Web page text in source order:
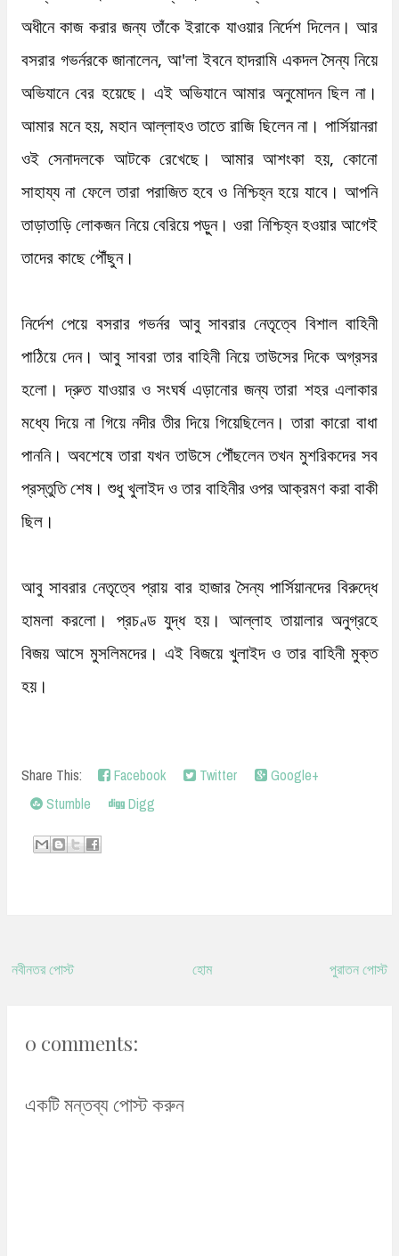
অধীনে কাজ করার জন্য তাঁকে ইরাকে যাওয়ার নির্দেশ দিলেন। আর
বসরার গভর্নরকে জানালেন, আ'লা ইবনে হাদরামি একদল সৈন্য নিয়ে
অভিযানে বের হয়েছে। এই অভিযানে আমার অনুমোদন ছিল না।
আমার মনে হয়, মহান আল্লাহও তাতে রাজি ছিলেন না। পার্সিয়ানরা
ওই সেনাদলকে আটকে রেখেছে। আমার আশংকা হয়, কোনো
সাহায্য না ফেলে তারা পরাজিত হবে ও নিশ্চিহ্ন হয়ে যাবে। আপনি
তাড়াতাড়ি লোকজন নিয়ে বেরিয়ে পড়ুন। ওরা নিশ্চিহ্ন হওয়ার আগেই
তাদের কাছে পৌঁছুন।
নির্দেশ পেয়ে বসরার গভর্নর আবু সাবরার নেতৃত্বে বিশাল বাহিনী
পাঠিয়ে দেন। আবু সাবরা তার বাহিনী নিয়ে তাউসের দিকে অগ্রসর
হলো। দ্রুত যাওয়ার ও সংঘর্ষ এড়ানোর জন্য তারা শহর এলাকার
মধ্যে দিয়ে না গিয়ে নদীর তীর দিয়ে গিয়েছিলেন। তারা কারো বাধা
পাননি। অবশেষে তারা যখন তাউসে পৌঁছলেন তখন মুশরিকদের সব
প্রস্তুতি শেষ। শুধু খুলাইদ ও তার বাহিনীর ওপর আক্রমণ করা বাকী
ছিল।
আবু সাবরার নেতৃত্বে প্রায় বার হাজার সৈন্য পার্সিয়ানদের বিরুদ্ধে
হামলা করলো। প্রচণ্ড যুদ্ধ হয়। আল্লাহ তায়ালার অনুগ্রহে
বিজয় আসে মুসলিমদের। এই বিজয়ে খুলাইদ ও তার বাহিনী মুক্ত
হয়।
Share This: Facebook Twitter
Google+
Stumble
Digg
নবীনতর পোস্ট পুরাতন পোস্ট
হোম
0 comments:
একটি মন্তব্য পোস্ট করুন